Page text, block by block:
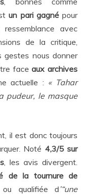
un pari gagnépour
avec
de la critique,
gestes nous donner
faceaux archives
actuelle : « Tahar
pudeur, le masque
il est donc toujours
Noté 4,3/5 sur
, les avis divergent.
de la tournure de
ou qualifiée d’“une